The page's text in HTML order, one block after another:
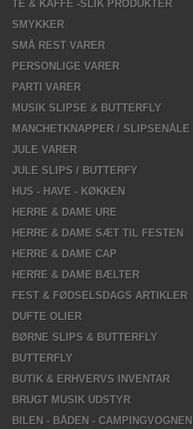
TE & KAFFE -SLIK PRODUKTER
SMYKKER
SMÅ REST VARER
PERSONLIGE VARER
PARTI VARER
MUSIK SLIPSE & BUTTERFLY
MANCHETKNAPPER / SLIPSENÅLE
JULE VARER
JULE SLIPS / BUTTERFY
HUS - HAVE - KØKKEN
HERRE & DAME URE
HERRE & DAME SÆT TIL FESTEN
HERRE & DAME CAP
HERRE & DAME BÆLTER
FEST & FØDSELSDAGS ARTIKLER
DUFTE OLIER
BØRNE SLIPS & BUTTERFLY
BUTTERFLY
BUTIK & ERHVERVS INVENTAR
BRUGT MUSIK UDSTYR
BILEN - BÅDEN - CAMPINGVOGNEN